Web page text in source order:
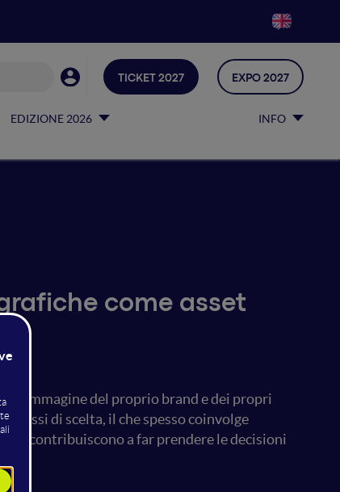
EDIZIONE 2026 INFO
TICKET 2027 EXPO 2027
come asset
l'immagine del proprio brand e dei propri
di scelta, il che spesso coinvolge
contribuiscono a far prendere le decisioni